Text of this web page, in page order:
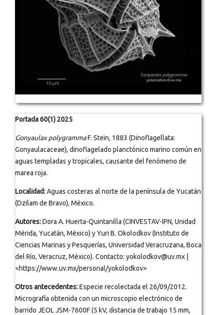
Portada 60(1) 2025
Gonyaulax polygrammaF. Stein, 1883 (Dinoflagellata:
Gonyaulacaceae), dinoflagelado planctónico marino común en
aguas templadas y tropicales, causante del fenómeno de
marea roja.
Localidad:Aguas costeras al norte de la península de Yucatán
(Dzilam de Bravo), México.
Autores:Dora A. Huerta-Quintanilla (CINVESTAV-IPN, Unidad
Mérida, Yucatán, México) y Yuri B. Okolodkov (Instituto de
Ciencias Marinas y Pesquerías, Universidad Veracruzana, Boca
del Río, Veracruz, México). Contacto: yokolodkov@uv.mx |
<https://www.uv.mx/personal/yokolodkov>
Otros antecedentes:Especie recolectada el 26/09/2012.
Micrografía obtenida con un microscopio electrónico de
barrido JEOL JSM-7600F (5 kV, distancia de trabajo 15 mm,